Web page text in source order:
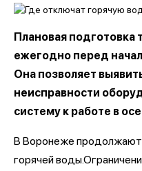
Плановая подготовка
ежегодно перед
Она позволяет
неисправности
систему к работе в
В Воронеже
горячей